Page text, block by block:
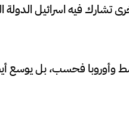
تشارك فيه اسرائيل الدولة
وأوروبا فحسب، بل يوسع